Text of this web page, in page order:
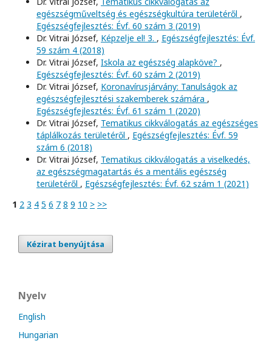
egészségműveltség és egészségkultúra területéről ,
Egészségfejlesztés: Évf. 60 szám 3 (2019)
Dr. Vitrai József, Képzelje el! 3. , Egészségfejlesztés: Évf.
59 szám 4 (2018)
Dr. Vitrai József, Iskola az egészség alapköve? ,
Egészségfejlesztés: Évf. 60 szám 2 (2019)
Dr. Vitrai József, Koronavírusjárvány: Tanulságok az
egészségfejlesztési szakemberek számára ,
Egészségfejlesztés: Évf. 61 szám 1 (2020)
Dr. Vitrai József, Tematikus cikkválogatás az egészséges
táplálkozás területéről , Egészségfejlesztés: Évf. 59
szám 6 (2018)
Dr. Vitrai József, Tematikus cikkválogatás a viselkedés,
az egészségmagatartás és a mentális egészség
területéről , Egészségfejlesztés: Évf. 62 szám 1 (2021)
1 2 3 4 5 6 7 8 9 10 > >>
Kézirat benyújtása
Nyelv
English
Hungarian